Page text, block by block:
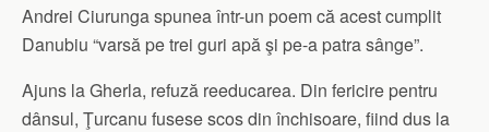
Andrei Ciurunga spunea într-un poem că acest cumplit
Danubiu “varsă pe trei guri apă şi pe-a patra sânge”.
Ajuns la Gherla, refuză reeducarea. Din fericire pentru
dânsul, Ţurcanu fusese scos din închisoare, fiind dus la